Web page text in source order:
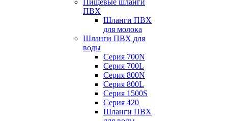
Пищевые шланги
ПВХ
Шланги ПВХ
для молока
Шланги ПВХ для
воды
Серия 700N
Серия 700L
Серия 800N
Серия 800L
Серия 1500S
Серия 420
Шланги ПВХ